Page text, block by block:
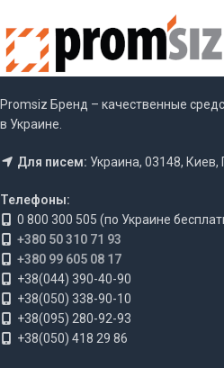
Promsiz Бренд – качественные
в Украине.
Для писем: Украина, 03148,
Телефоны:
0 800 300 505 (по Украине
+380 50 310 71 93
+380 99 605 08 17
+38(044) 390-40-90
+38(050) 338-90-10
+38(095) 280-92-93
+38(050) 418 29 86